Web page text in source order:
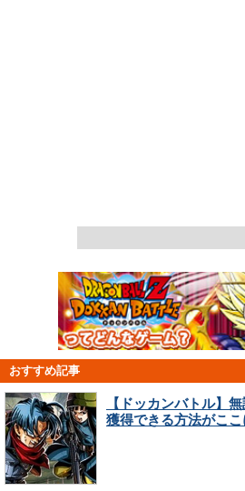
おすすめ記事
【ドッカンバトル】
獲得できる方法がここ